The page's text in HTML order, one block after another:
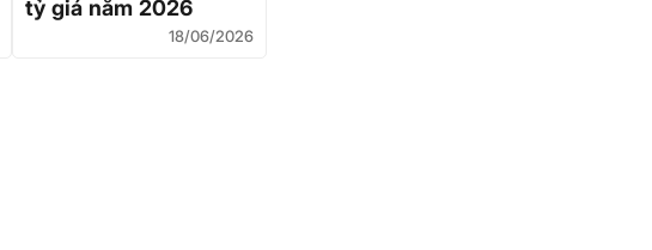
tỷ giá năm 2026
18/06/2026